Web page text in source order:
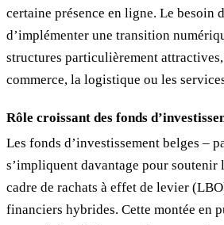
certaine présence en ligne. Le besoin
d’implémenter une transition
structures particulièrement
commerce, la logistique ou les
Rôle croissant des fonds
Les fonds d’investissement belges –
s’impliquent davantage pour soutenir
cadre de rachats à effet de levier
financiers hybrides. Cette montée en